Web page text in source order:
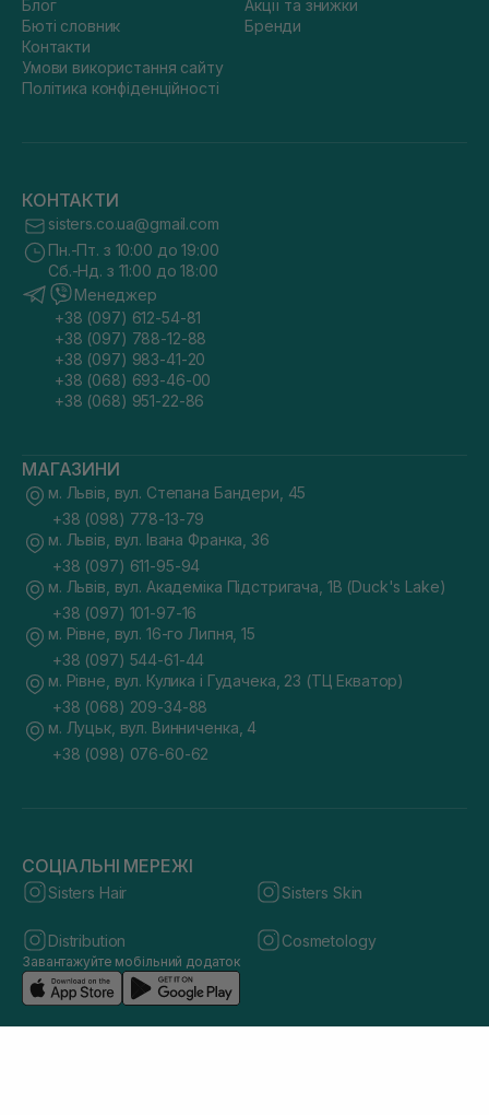
Блог
Бюті словник
Контакти
Умови використання сайту
Політика конфіденційності
Акції та знижки
Бренди
КОНТАКТИ
sisters.co.ua@gmail.com
Пн.-Пт. з 10:00 до 19:00
Сб.-Нд. з 11:00 до 18:00
Менеджер
+38 (097) 612-54-81
+38 (097) 788-12-88
+38 (097) 983-41-20
+38 (068) 693-46-00
+38 (068) 951-22-86
МАГАЗИНИ
м. Львів, вул. Степана Бандери, 45
+38 (098) 778-13-79
м. Львів, вул. Івана Франка, 36
+38 (097) 611-95-94
м. Львів, вул. Академіка Підстригача, 1В (Duck's Lake)
+38 (097) 101-97-16
м. Рівне, вул. 16-го Липня, 15
+38 (097) 544-61-44
м. Рівне, вул. Кулика і Гудачека, 23 (ТЦ Екватор)
+38 (068) 209-34-88
м. Луцьк, вул. Винниченка, 4
+38 (098) 076-60-62
СОЦІАЛЬНІ МЕРЕЖІ
Sisters Hair Sisters Skin
Distribution Cosmetology
Завантажуйте мобільний додаток